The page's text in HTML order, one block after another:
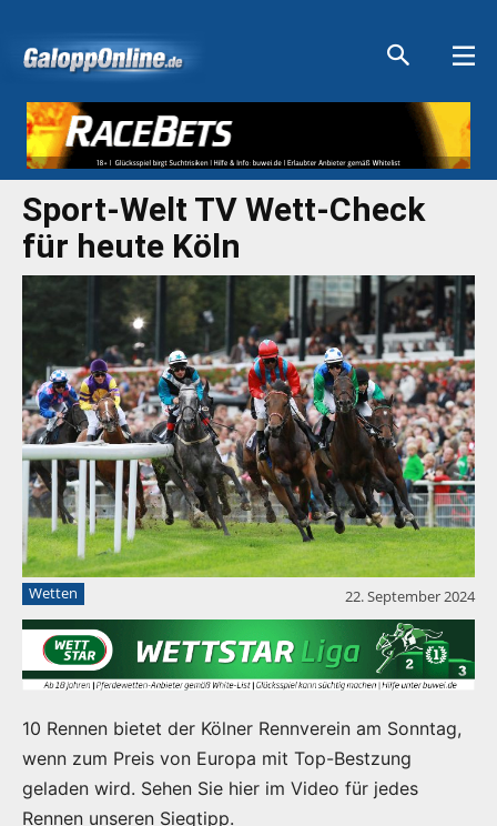
Sport-Welt TV Wett-Check
für heute Köln
Wetten 22. September 2024
10 Rennen bietet der Kölner Rennverein am Sonntag,
wenn zum Preis von Europa mit Top-Bestzung
geladen wird. Sehen Sie hier im Video für jedes
Rennen unseren Siegtipp.